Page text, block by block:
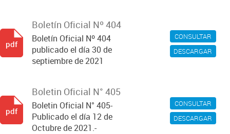
CONSULTAR
DESCARGAR
Boletín Oficial Nº 404
Boletín Oficial Nº 404
publicado el día 30 de
septiembre de 2021
pdf
CONSULTAR
DESCARGAR
Boletin Oficial N° 405
Boletin Oficial N° 405-
Publicado el día 12 de
Octubre de 2021.-
pdf